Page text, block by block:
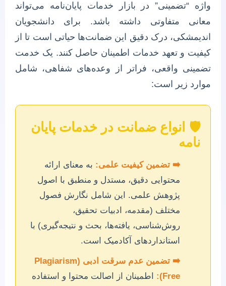
واژه “تضمینی” در بازار خدمات پایان‌نامه می‌تواند
معانی متفاوتی داشته باشد. برای دانشجویان
اندیمشکی، درک دقیق این ضمانت‌ها حیاتی است تا از
کیفیت و تعهد خدمات اطمینان حاصل کنند. یک خدمت
تضمینی واقعی، فراتر از وعده‌های شفاهی، شامل
موارد زیر است:
🛡️
انواع ضمانت در خدمات پایان
نامه
➡️ تضمین کیفیت علمی: به معنای ارائه
محتوایی دقیق، مستدل و منطبق با اصول
پژوهش علمی. این شامل نگارش فصول
مختلف (مقدمه، ادبیات تحقیق،
روش‌شناسی، یافته‌ها، بحث و نتیجه‌گیری) با
استانداردهای آکادمیک است.
➡️ تضمین عدم سرقت ادبی (Plagiarism
Free):
اطمینان از اصالت محتوا و استفاده